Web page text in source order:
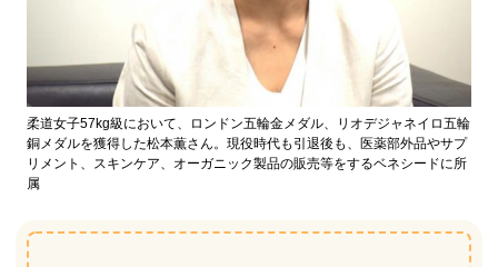
柔道女子57kg級において、ロンドン五輪金メダル、リオデジャネイロ五輪
銅メダルを獲得した松本薫さん。現役時代も引退後も、医薬部外品やサプ
リメント、スキンケア、オーガニック製品の販売等をするベネシードに所
属